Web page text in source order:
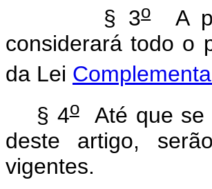
§ 3oA
considerará todo o
da Lei
§ 4oAté que se
deste artigo,
vigentes.